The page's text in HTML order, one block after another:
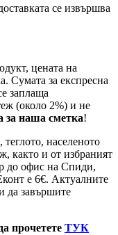
се извършва
цената на
Сумата за експресна
заплаща
(около 2%) и не
за наша сметка!
населеното
както и от избраният
до офис на Спиди,
е 6€. Актуалните
да завършите
прочетете ТУК